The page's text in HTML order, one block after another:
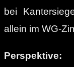
bei
allein im WG-
Perspektive: